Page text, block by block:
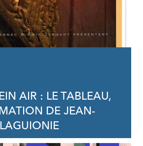
AIR : LE TABLEAU,
DE JEAN-